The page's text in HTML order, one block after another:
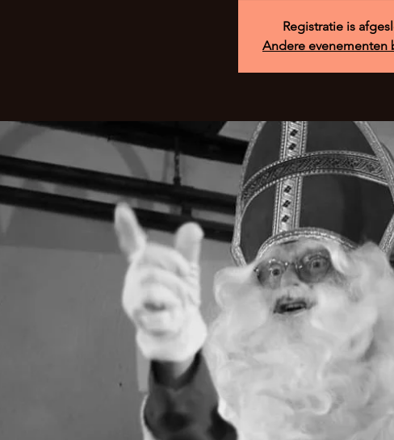
Registratie is
Andere evenementen